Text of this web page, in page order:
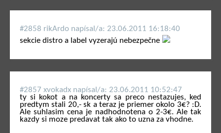
#2858 rikArdo napí­sal/a: 23.06.2011 16:18:40
sekcie distro a label vyzerajú nebezpečne
#2857 xvokadx napí­sal/a: 23.06.2011 10:52:47
ty si kokot a na koncerty sa preco nestazujes, ked
predtym stali 20,- sk a teraz je priemer okolo 3€? :D.
Ale suhlasim cena je nadhodnotena o 2-3€. Ale tak
kazdy si moze predavat tak ako to uzna za vhodne.